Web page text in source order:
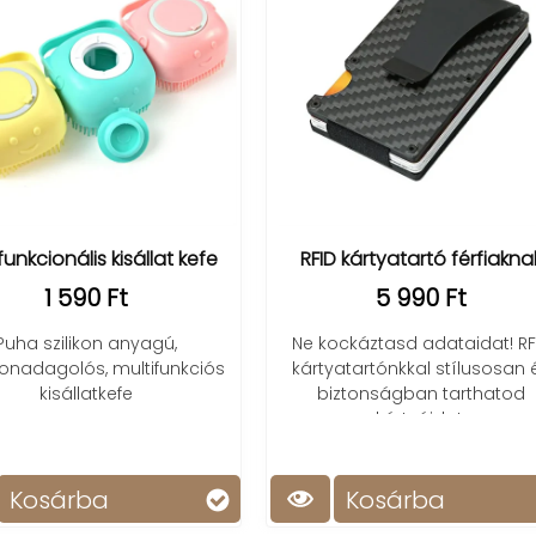
RFID kártyatartó férfiaknak
5 990 Ft
Ne kockáztasd adataidat! RFID
kártyatartónkkal stílusosan és
biztonságban tarthatod
Kosárba
Testradír,
hátmosó szalag
1 390 Ft
Tedd kellemessé és
zuhanyzást a szilikon
Kosárba